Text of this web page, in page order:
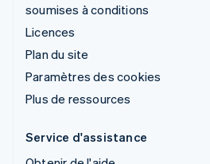
soumises à conditions
Licences
Plan du site
Paramètres des cookies
Plus de ressources
Service d'assistance